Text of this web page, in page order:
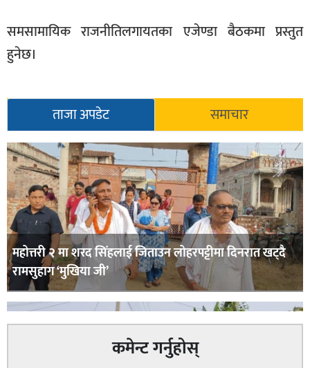
समाज
विचार
समसामायिक राजनीतिलगायतका एजेण्डा बैठकमा प्रस्तुत
हुनेछ।
ताजा अपडेट समाचार
महोत्तरी २ मा शरद सिंहलाई जिताउन लोहरपट्टीमा दिनरात खट्दै
रामसुहाग ‘मुखिया जी’
कमेन्ट गर्नुहोस्